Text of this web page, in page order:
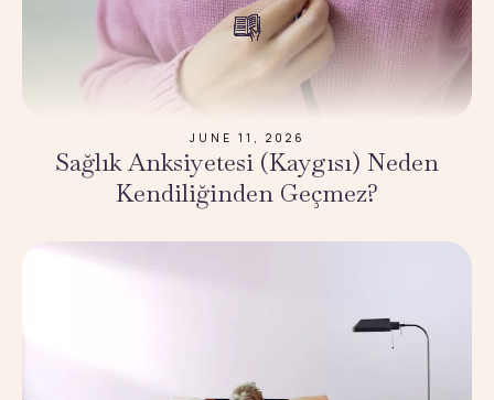
JUNE 11, 2026
Sağlık Anksiyetesi (Kaygısı) Neden
Kendiliğinden Geçmez?